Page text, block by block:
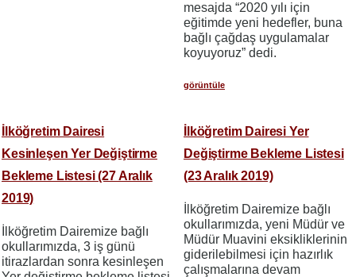
mesajda “2020 yılı için
eğitimde yeni hedefler, buna
bağlı çağdaş uygulamalar
koyuyoruz” dedi.
görüntüle
İlköğretim Dairesi
Kesinleşen Yer Değiştirme
Bekleme Listesi (27 Aralık
2019)
İlköğretim Dairemize bağlı
okullarımızda, 3 iş günü
itirazlardan sonra kesinleşen
İlköğretim Dairesi Yer
Değiştirme Bekleme Listesi
(23 Aralık 2019)
İlköğretim Dairemize bağlı
okullarımızda, yeni Müdür ve
Müdür Muavini eksikliklerinin
giderilebilmesi için hazırlık
çalışmalarına devam